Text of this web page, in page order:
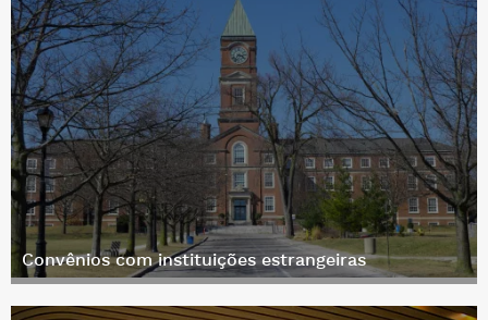
Convênios com instituições estrangeiras